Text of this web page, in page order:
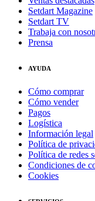
Setdart Magazine
Setdart TV
Trabaja con
Prensa
AYUDA
Cómo comprar
Cómo vender
Pagos
Logística
Información legal
Política de
Política de redes
Condiciones de
Cookies